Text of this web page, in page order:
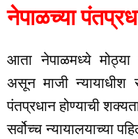
नेपाळच्या
आता नेपाळमध्ये
असून माजी न्यायाधीश
पंतप्रधान होण्याची
सर्वोच्च न्यायालयाच्या